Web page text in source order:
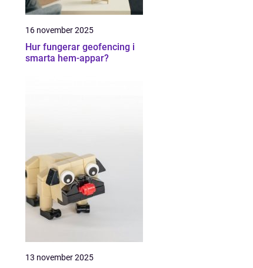
16 november 2025
Hur fungerar geofencing i
smarta hem-appar?
13 november 2025